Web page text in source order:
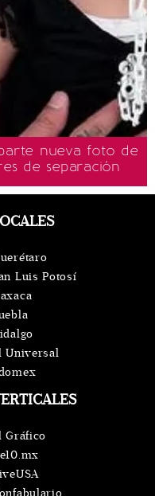
nueva foto de
de separación
Gráfico
Luis Potosí
Universal